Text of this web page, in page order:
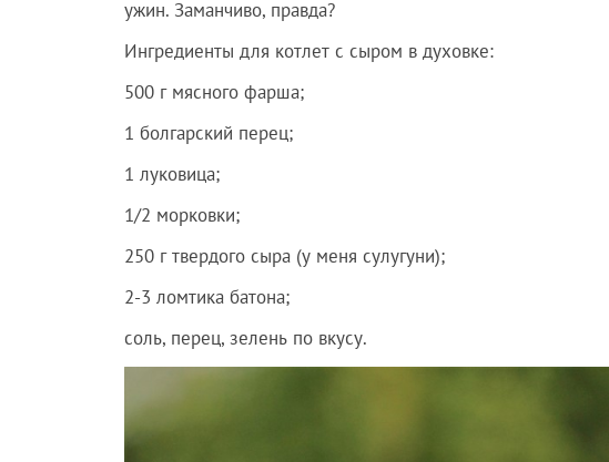
ужин. Заманчиво, правда?
Ингредиенты для котлет с сыром в духовке:
500 г мясного фарша;
1 болгарский перец;
1 луковица;
1/2 морковки;
250 г твердого сыра (у меня сулугуни);
2-3 ломтика батона;
соль, перец, зелень по вкусу.